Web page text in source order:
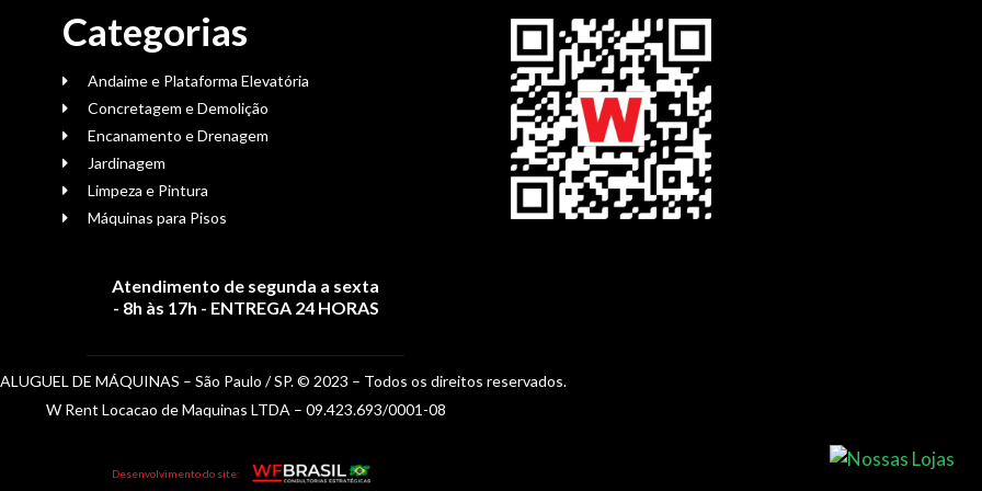
Categorias
Andaime e Plataforma Elevatória
Concretagem e Demolição
Encanamento e Drenagem
Jardinagem
Limpeza e Pintura
Máquinas para Pisos
Atendimento de segunda a sexta
- 8h às 17h - ENTREGA 24 HORAS
DE MÁQUINAS – São Paulo / SP.© 2023 – Todos os direitos reservados.
W Rent Locacao de Maquinas LTDA – 09.423.693/0001-08
Desenvolvimento do site: